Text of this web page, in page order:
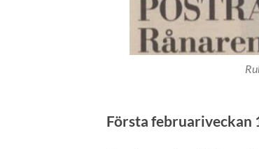
Första februariveckan